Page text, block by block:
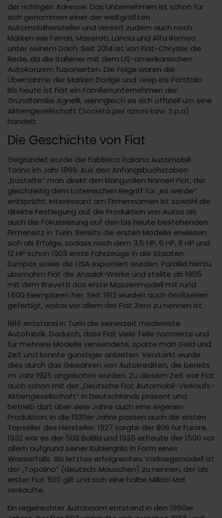
der richtigen Adresse. Das Unternehmen ist schon für
sich genommen einer der weltgrößten
Automobilhersteller und vereint zudem auch noch
Marken wie Ferrari, Maserati, Lancia und Alfa Romeo
unter seinem Dach. Seit 2014 ist von Fiat-Chrysler die
Rede, da die Italiener mit dem US-amerikanischen
Autokonzern fusionierten. Die Folge waren die
Übernahme der Marken Dodge und Jeep ins Portfolio.
Bis heute ist Fiat ein Familienunternehmen der
Gründfamilie Agnelli, wenngleich es sich offiziell um eine
Aktiengesellschaft (Società per azioni bzw. S.p.a)
handelt.
Die Geschichte von Fiat
Gegründet wurde die Fabbrica Italiana Automobili
Torino im Jahr 1899. Aus den Anfangsbuchstaben
„bastelte“ man direkt den klangvollen Namen Fiat, der
gleichzeitig dem Lateinischen Begriff für „es werde“
entspricht. Interessant am Firmennamen ist sowohl die
direkte Festlegung auf die Produktion von Autos als
auch die Fokussierung auf den bis heute bestehenden
Firmensitz in Turin. Bereits die ersten Modelle erwiesen
sich als Erfolge, sodass nach dem 3,5 HP, 6 HP, 8 HP und
12 HP schon 1903 erste Fahrzeuge in die Staaten
Europas sowie die USA exportiert wurden. Parallel hierzu
übernahm Fiat die Ansaldi-Werke und stellte ab 1905
mit dem Brevetti das erste Massenmodell mit rund
1.600 Exemplaren her. Seit 1912 wurden auch Großserien
gefertigt, wobei vor allem der Fiat Zero zu nennen ist.
1916 entstand in Turin die seinerzeit modernste
Autofabrik. Dadurch, dass Fiat viele Teile normierte und
für mehrere Modelle verwendete, sparte man Geld und
Zeit und konnte günstiger anbieten. Verstärkt wurde
dies durch das Gewähren von Autokrediten, die bereits
im Jahr 1925 angeboten wurden. Zu diesem Zeit war Fiat
auch schon mit der „Deutsche Fiat Automobil-Verkaufs-
Aktiengesellschaft“ in Deutschlands präsent und
betrieb dort über viele Jahre auch eine eigenen
Produktion. In die 1920er Jahre passen auch die ersten
Topseller des Hersteller. 1927 sorgte der 806 für Furore,
1932 war es der 508 Ballila und 1935 erfreute der 1500 vor
allem aufgrund seiner Kühlergrills in Form eines
Wasserfalls. Als letztes erfolgreiches Vorkriegsmodell ist
der „Topolino“ (deutsch: Mäuschen) zu nennen, der als
erster Fiat 500 gilt und sich eine halbe Million Mal
verkaufte.
Ein regelrechter Autoboom entstand in den 1950er